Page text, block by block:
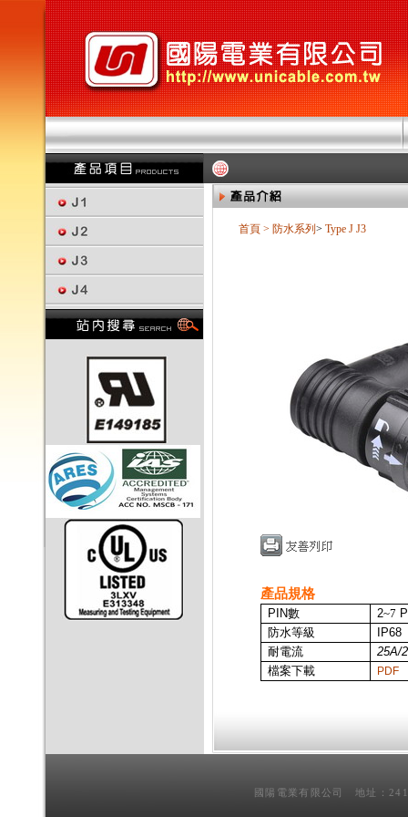
首頁 > 防水系列 > Type J J3
產品規格
PIN數 2~7
防水等級
IP68
耐電流
25A/
檔案下載
PDF
國陽電業有限公司 地址：